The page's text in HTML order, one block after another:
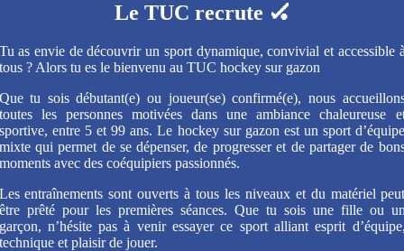
Le TUC recrute 🏑
as envie de découvrir un sport dynamique, convivial et accessible
? Alors tu es le bienvenu au TUC hockey sur gazon
tu sois débutant(e) ou joueur(se) confirmé(e), nous
les personnes motivées dans une ambiance chaleureuse
entre 5 et 99 ans. Le hockey sur gazon est un sport
qui permet de se dépenser, de progresser et de partager de
avec des coéquipiers passionnés.
entraînements sont ouverts à tous les niveaux et du matériel
prêté pour les premières séances. Que tu sois une fille ou
n’hésite pas à venir essayer ce sport alliant esprit
et plaisir de jouer.